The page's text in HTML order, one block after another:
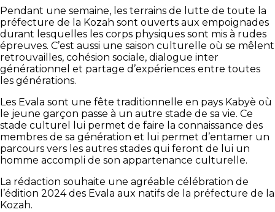
Pendant une semaine, les terrains de lutte de toute la
préfecture de la Kozah sont ouverts aux empoignades
durant lesquelles les corps physiques sont mis à rudes
épreuves. C’est aussi une saison culturelle où se mêlent
retrouvailles, cohésion sociale, dialogue inter
générationnel et partage d’expériences entre toutes
les générations.
Les Evala sont une fête traditionnelle en pays Kabyè où
le jeune garçon passe à un autre stade de sa vie. Ce
stade culturel lui permet de faire la connaissance des
membres de sa génération et lui permet d’entamer un
parcours vers les autres stades qui feront de lui un
homme accompli de son appartenance culturelle.
La rédaction souhaite une agréable célébration de
l’édition 2024 des Evala aux natifs de la préfecture de la
Kozah.